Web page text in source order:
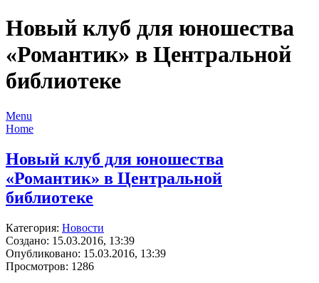
Новый клуб для юношества
«Романтик» в Центральной
библиотеке
Menu
Home
Новый клуб для юношества
«Романтик» в Центральной
библиотеке
Категория: Новости
Создано: 15.03.2016, 13:39
Опубликовано: 15.03.2016, 13:39
Просмотров: 1286